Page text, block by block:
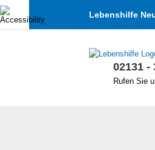
Zum
Inhalt
springen
Lebenshilfe
02131 -
Rufen Sie